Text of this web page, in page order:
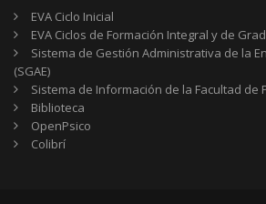
EVA Ciclo Inicial
EVA Ciclos de Formación Integral y de
Sistema de Gestión Administrativa de la
(SGAE)
Sistema de Información de la Facultad de
Biblioteca
OpenPsico
Colibrí